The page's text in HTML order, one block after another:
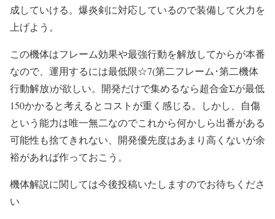
成していける。爆炎剣に対応しているので装備して火力を
上げよう。
この機体はフレーム効果や最強行動を解放してからが本番
なので、運用するには最低限☆7(第二フレーム･第二機体
行動解放)が欲しい。開発だけで集めるなら超合金Σが最低
150かかると考えるとコストが重く感じる。しかし、自傷
という能力は唯一無二なのでこれから何かしら出番がある
可能性も捨てきれない、開発優先度はあまり高くないが余
裕があれば作っておこう。
機体解説に関しては今後投稿いたしますのでお待ちくださ
い